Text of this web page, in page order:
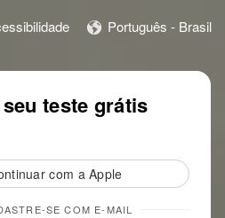
Português - Brasil
Inicie o período gratuito
teste grátis
com a Apple
SE COM E-MAIL